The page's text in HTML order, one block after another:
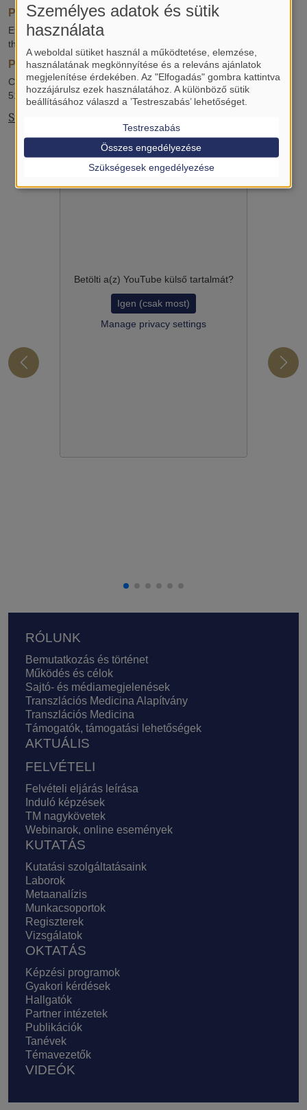
PROJECT TITLE 2
Effectiveness and safety of TNF-alpha inhibitors in COVID-19
therapy: a systematic review and meta-analysis.
PROJECT TITLE 3
Characterization of COVID-19 in Hungarian children: analysis of
511 prospectively collected patients’ data (registry analysis).
Student of the month, May 2025
Betölti a(z) YouTube külső tartalmát?
Igen (csak most)
Manage privacy settings
Lábléc
RÓLUNK
Bemutatkozás és történet
Működés és célok
Sajtó- és médiamegjelenések
Transzlációs Medicina Alapítvány
Transzlációs Medicina
Támogatók, támogatási lehetőségek
AKTUÁLIS
FELVÉTELI
Felvételi eljárás leírása
Induló képzések
TM nagykövetek
Webinarok, online események
KUTATÁS
Kutatási szolgáltatásaink
Laborok
Metaanalízis
Munkacsoportok
Regiszterek
Vizsgálatok
OKTATÁS
Képzési programok
Gyakori kérdések
Hallgatók
Partner intézetek
Publikációk
Tanévek
Témavezetők
VIDEÓK
Személyes adatok és sütik
használata
A weboldal sütiket használ a működtetése, elemzése,
használatának megkönnyítése és a releváns ajánlatok
megjelenítése érdekében. Az "Elfogadás" gombra kattintva
hozzájárulsz ezek használatához. A különböző sütik
beállításához válaszd a ’Testreszabás’ lehetőséget.
Testreszabás
Szükségesek engedélyezése
Összes engedélyezése